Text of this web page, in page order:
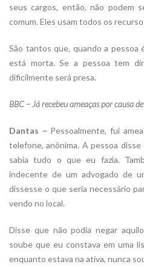
seus cargos, então, não podem
comum. Eles usam todos os
São tantos que, quando a pessoa
está morta. Se a pessoa tem
dificilmente será presa.
BBC – Já recebeu ameaças por causa
Dantas – Pessoalmente, fui
telefone, anônima. A pessoa
sabia tudo o que eu fazia.
indecente de um advogado de
dissesse o que seria necessário
vendo no local.
Disse que não podia negar
soube que eu constava em uma
enquanto estava na ativa, nunca